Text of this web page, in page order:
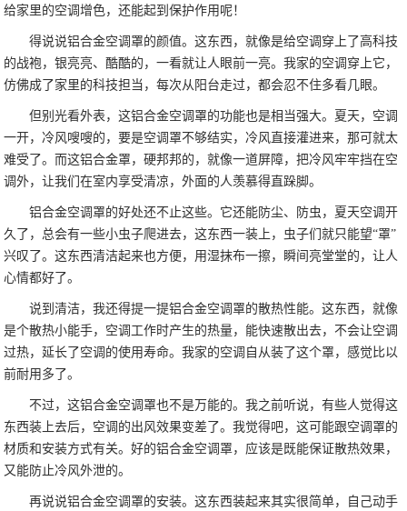
给家里的空调增色，还能起到保护作用呢！
得说说铝合金空调罩的颜值。这东西，就像是给空调穿上了高科技
的战袍，银亮亮、酷酷的，一看就让人眼前一亮。我家的空调穿上它，
仿佛成了家里的科技担当，每次从阳台走过，都会忍不住多看几眼。
但别光看外表，这铝合金空调罩的功能也是相当强大。夏天，空调
一开，冷风嗖嗖的，要是空调罩不够结实，冷风直接灌进来，那可就太
难受了。而这铝合金罩，硬邦邦的，就像一道屏障，把冷风牢牢挡在空
调外，让我们在室内享受清凉，外面的人羡慕得直跺脚。
铝合金空调罩的好处还不止这些。它还能防尘、防虫，夏天空调开
久了，总会有一些小虫子爬进去，这东西一装上，虫子们就只能望“罩”
兴叹了。这东西清洁起来也方便，用湿抹布一擦，瞬间亮堂堂的，让人
心情都好了。
说到清洁，我还得提一提铝合金空调罩的散热性能。这东西，就像
是个散热小能手，空调工作时产生的热量，能快速散出去，不会让空调
过热，延长了空调的使用寿命。我家的空调自从装了这个罩，感觉比以
前耐用多了。
不过，这铝合金空调罩也不是万能的。我之前听说，有些人觉得这
东西装上去后，空调的出风效果变差了。我觉得吧，这可能跟空调罩的
材质和安装方式有关。好的铝合金空调罩，应该是既能保证散热效果，
又能防止冷风外泄的。
再说说铝合金空调罩的安装。这东西装起来其实很简单，自己动手